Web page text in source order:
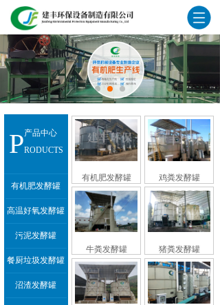
产品中心
PRODUCTS
有机肥发酵罐
高温好氧发酵罐
污泥发酵罐
餐厨垃圾发酵罐
沼渣发酵罐
有机肥发酵罐 鸡粪发酵罐
牛粪发酵罐 猪粪发酵罐